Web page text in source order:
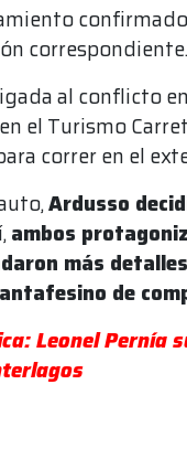
correspondiente.
al conflicto
el Turismo
correr en el
Ardusso
ambos
más
de
Leonel